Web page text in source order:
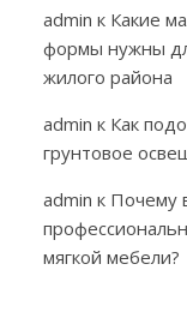
admin к Какие
формы нужны
жилого района
admin к Как
грунтовое
admin к Почему
мягкой мебели?